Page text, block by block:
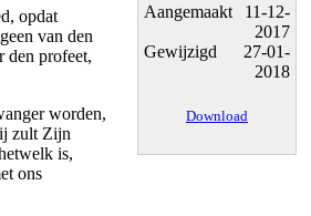
opdat
van den
den profeet,
worden,
zult Zijn
is,
ons
Aangemaakt
11-12-
2017
Gewijzigd
27-01-
2018
Download